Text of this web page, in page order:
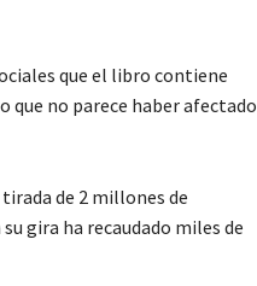
que el libro contiene
no parece haber afectado
de 2 millones de
gira ha recaudado miles de